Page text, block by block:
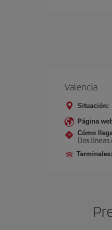
Valencia
Situación:
Página
Cómo
Dos